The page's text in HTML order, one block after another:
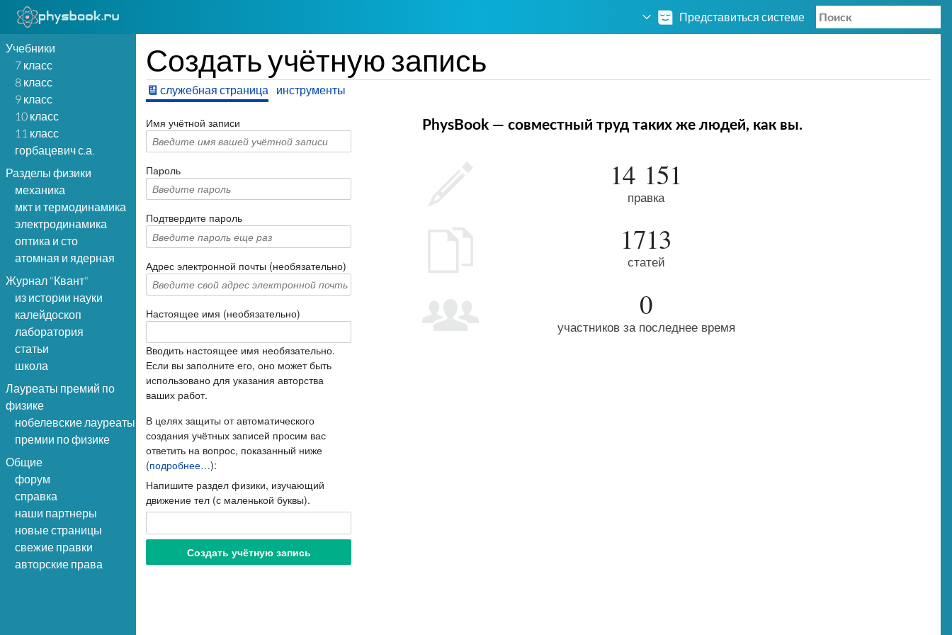
Представиться системе
Учебники
7 класс
8 класс
9 класс
10 класс
11 класс
горбацевич с.а.
Разделы физики
механика
мкт и термодинамика
электродинамика
оптика и сто
атомная и ядерная
Журнал "Квант"
из истории науки
калейдоскоп
лаборатория
статьи
школа
Лауреаты премий по
физике
нобелевские лауреаты
премии по физике
Общие
форум
справка
наши партнеры
новые страницы
свежие правки
авторские права
Создать учётную запись
служебная страница инструменты
Имя учётной записи
Пароль
Подтвердите пароль
Адрес электронной почты (необязательно)
Настоящее имя (необязательно)
Вводить настоящее имя необязательно.
Если вы заполните его, оно может быть
использовано для указания авторства
ваших работ.
В целях защиты от автоматического
создания учётных записей просим вас
ответить на вопрос, показанный ниже
(подробнее…):
Напишите раздел физики, изучающий
движение тел (с маленькой буквы).
PhysBook — совместный труд таких же людей, как вы.
14 151
правка
1713
статей
0
участников за последнее время